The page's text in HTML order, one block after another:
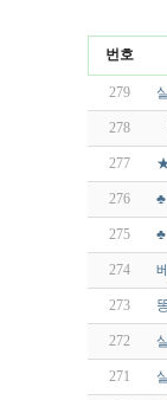
번호
279
278
277
276 ♣
275 ♣
274
273
272
271